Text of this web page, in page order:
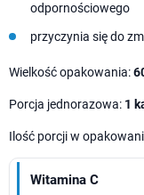
odpornościowego
przyczynia się do
Wielkość opakowania:
Porcja jednorazowa: 1
Ilość porcji w
Witamina C